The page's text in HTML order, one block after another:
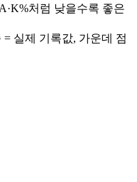
처럼 낮을수록 좋은
실제 기록값, 가운데 점